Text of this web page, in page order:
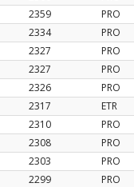
2359
PRO
2334
PRO
2327
PRO
2327
PRO
2326
PRO
2317
ETR
2310
PRO
2308
PRO
2303
PRO
2299
PRO